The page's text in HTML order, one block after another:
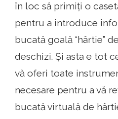
în loc să primiți o
pentru a introduce
bucată goală “hârtie”
deschizi. Și asta e tot
vă oferi toate
necesare pentru a vă
bucată virtuală de